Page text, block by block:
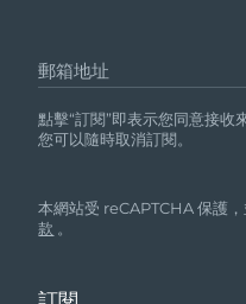
郵箱地址
點擊“訂閱”即表示您同意接收
您可以隨時取消訂閱。
本網站受 reCAPTCHA 保護
款 。